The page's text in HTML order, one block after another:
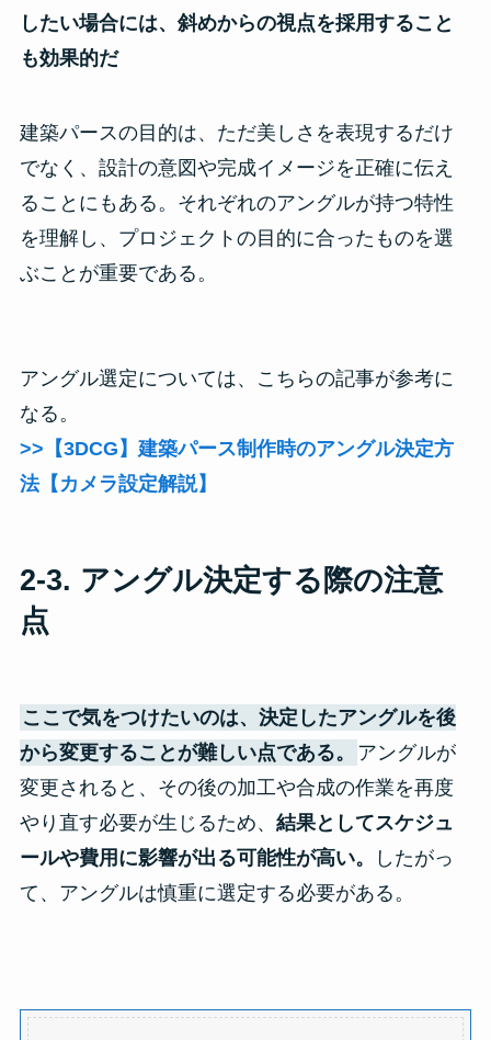
したい場合には、斜めからの視点を採用すること
も効果的だ
建築パースの目的は、ただ美しさを表現するだけ
でなく、設計の意図や完成イメージを正確に伝え
ることにもある。それぞれのアングルが持つ特性
を理解し、プロジェクトの目的に合ったものを選
ぶことが重要である。
アングル選定については、こちらの記事が参考に
なる。
>>【3DCG】建築パース制作時のアングル決定方
法【カメラ設定解説】
2-3. アングル決定する際の注意
点
ここで気をつけたいのは、決定したアングルを後
から変更することが難しい点である。
アングルが
変更されると、その後の加工や合成の作業を再度
やり直す必要が生じるため、 結果としてスケジュ
ールや費用に影響が出る可能性が高い。
したがっ
て、アングルは慎重に選定する必要がある。